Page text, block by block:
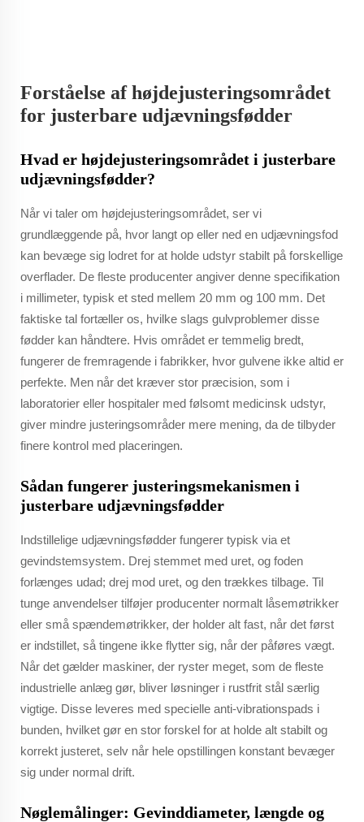
Forståelse af højdejusteringsområdet
for justerbare udjævningsfødder
Hvad er højdejusteringsområdet i justerbare
udjævningsfødder?
Når vi taler om højdejusteringsområdet, ser vi
grundlæggende på, hvor langt op eller ned en udjævningsfod
kan bevæge sig lodret for at holde udstyr stabilt på forskellige
overflader. De fleste producenter angiver denne specifikation
i millimeter, typisk et sted mellem 20 mm og 100 mm. Det
faktiske tal fortæller os, hvilke slags gulvproblemer disse
fødder kan håndtere. Hvis området er temmelig bredt,
fungerer de fremragende i fabrikker, hvor gulvene ikke altid er
perfekte. Men når det kræver stor præcision, som i
laboratorier eller hospitaler med følsomt medicinsk udstyr,
giver mindre justeringsområder mere mening, da de tilbyder
finere kontrol med placeringen.
Sådan fungerer justeringsmekanismen i
justerbare udjævningsfødder
Indstillelige udjævningsfødder fungerer typisk via et
gevindstemsystem. Drej stemmet med uret, og foden
forlænges udad; drej mod uret, og den trækkes tilbage. Til
tunge anvendelser tilføjer producenter normalt låsemøtrikker
eller små spændemøtrikker, der holder alt fast, når det først
er indstillet, så tingene ikke flytter sig, når der påføres vægt.
Når det gælder maskiner, der ryster meget, som de fleste
industrielle anlæg gør, bliver løsninger i rustfrit stål særlig
vigtige. Disse leveres med specielle anti-vibrationspads i
bunden, hvilket gør en stor forskel for at holde alt stabilt og
korrekt justeret, selv når hele opstillingen konstant bevæger
sig under normal drift.
Nøglemålinger: Gevinddiameter, længde og